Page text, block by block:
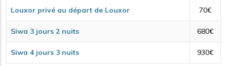
Louxor privé au départ de Louxor 70€
Siwa 3 jours 2 nuits 680€
Siwa 4 jours 3 nuits 930€